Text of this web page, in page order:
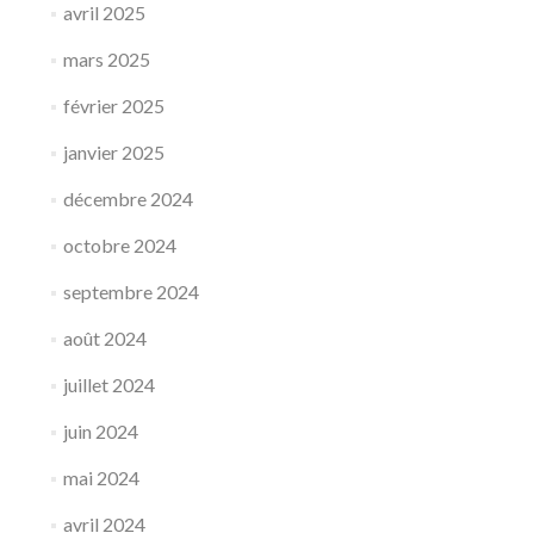
avril 2025
mars 2025
février 2025
janvier 2025
décembre 2024
octobre 2024
septembre 2024
août 2024
juillet 2024
juin 2024
mai 2024
avril 2024